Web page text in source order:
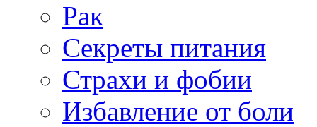
Рак
Секреты питания
Страхи и фобии
Избавление от боли